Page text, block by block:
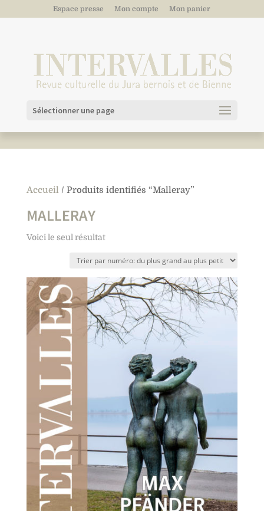
Espace presse Mon compte Mon panier
Sélectionner une page
Accueil/ Produits identifiés “Malleray”
MALLERAY
Voici le seul résultat